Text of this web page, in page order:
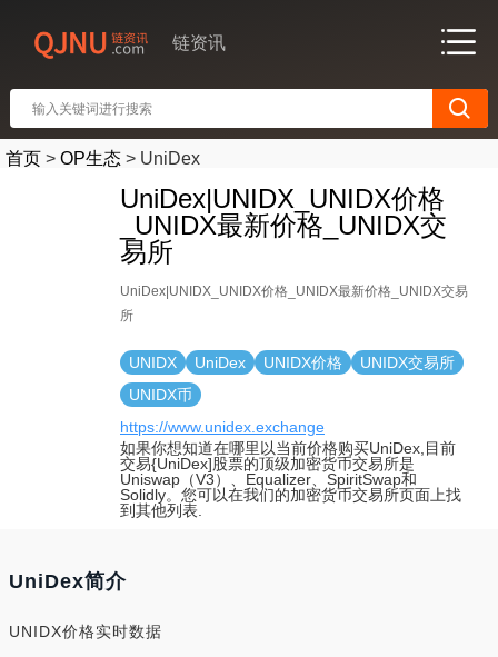
链资讯
首页 > OP生态 > UniDex
UniDex|UNIDX_UNIDX价格
_UNIDX最新价格_UNIDX交
易所
UniDex|UNIDX_UNIDX价格_UNIDX最新价格_UNIDX交易
所
UNIDX UniDex UNIDX价格
UNIDX交易所
UNIDX币
https://www.unidex.exchange
如果你想知道在哪里以当前价格购买UniDex,目前
交易{UniDex]股票的顶级加密货币交易所是
Uniswap（V3）、Equalizer、SpiritSwap和
Solidly。您可以在我们的加密货币交易所页面上找
到其他列表.
UniDex简介
UNIDX价格实时数据